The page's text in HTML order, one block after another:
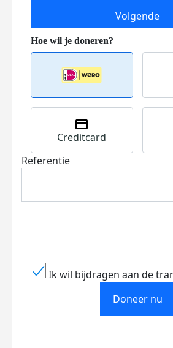
Volgende
Creditcard
Referentie
Ik wil bijdragen aan de
Doneer nu